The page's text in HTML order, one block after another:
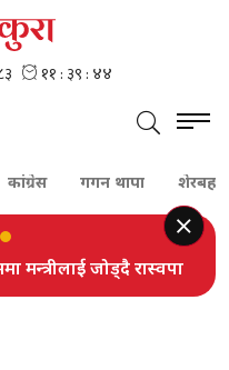
गगन थापा शेरबहादुर
मन्त्रीलाई जोड्दै रास्वपा